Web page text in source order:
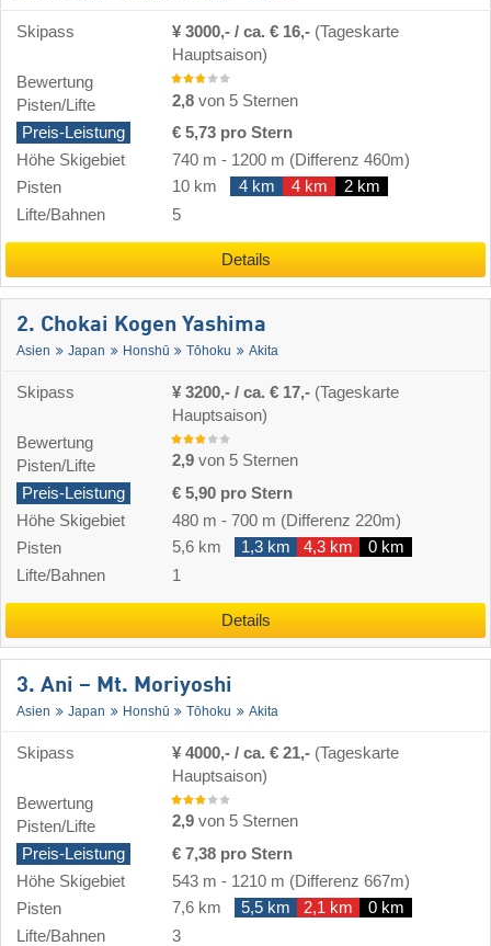
Skipass ¥ 3000,- / ca. € 16,- (Tageskarte
Hauptsaison)
Bewertung
Pisten/Lifte
2,8 von 5 Sternen
Preis-Leistung
€ 5,73 pro Stern
Höhe Skigebiet
740 m - 1200 m (Differenz 460m)
Pisten
10 km 4 km 4 km
2 km
Lifte/Bahnen
5
Details
2. Chokai Kogen Yashima
Asien Japan Honshū Tōhoku Akita
Skipass ¥ 3200,- / ca. € 17,- (Tageskarte
Hauptsaison)
Bewertung
Pisten/Lifte
2,9 von 5 Sternen
Preis-Leistung
€ 5,90 pro Stern
Höhe Skigebiet
480 m - 700 m (Differenz 220m)
Pisten
5,6 km 1,3 km 4,3 km
0 km
Lifte/Bahnen
1
Details
3. Ani – Mt. Moriyoshi
Asien Japan Honshū Tōhoku Akita
Skipass ¥ 4000,- / ca. € 21,- (Tageskarte
Hauptsaison)
Bewertung
Pisten/Lifte
2,9 von 5 Sternen
Preis-Leistung
€ 7,38 pro Stern
Höhe Skigebiet
543 m - 1210 m (Differenz 667m)
Pisten
7,6 km 5,5 km 2,1 km
0 km
Lifte/Bahnen
3